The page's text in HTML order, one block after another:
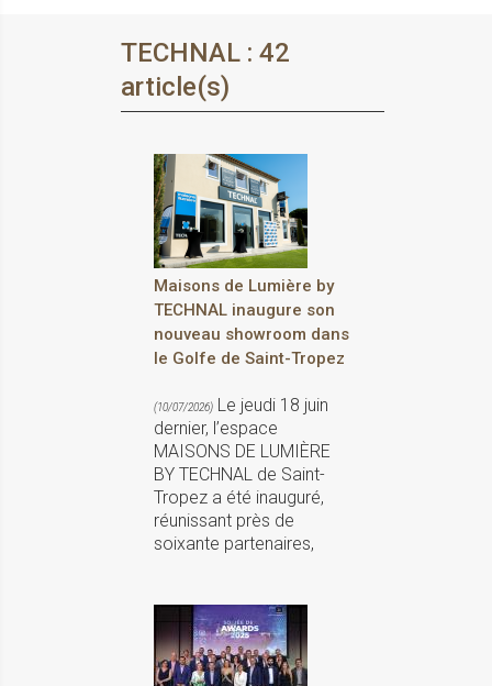
TECHNAL : 42
article(s)
Maisons de Lumière by
TECHNAL inaugure son
nouveau showroom dans
le Golfe de Saint-Tropez
(10/07/2026) Le jeudi 18 juin
dernier, l’espace
MAISONS DE LUMIÈRE
BY TECHNAL de Saint-
Tropez a été inauguré,
réunissant près de
soixante partenaires,